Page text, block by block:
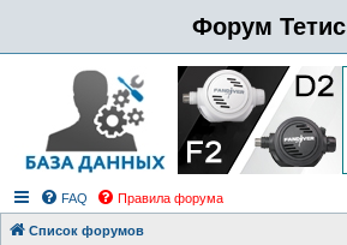
Форум Тетис
FAQ Правила форума
Список форумов